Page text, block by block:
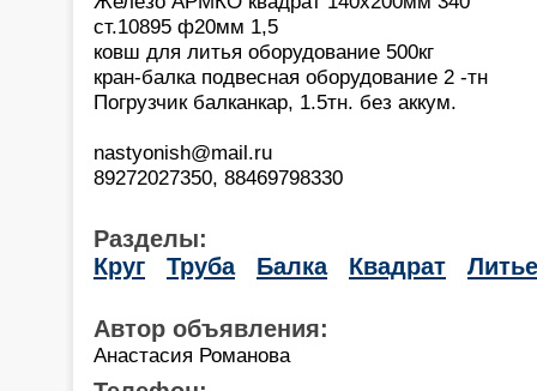
ст.10895 ф20мм 1,5
ковш для литья оборудование 500кг
кран-балка подвесная оборудование 2 -тн
Погрузчик балканкар, 1.5тн. без аккум.
nastyonish@mail.ru
89272027350, 88469798330
Разделы:
Круг
Труба Балка Квадрат Литье
Автор объявления:
Анастасия Романова